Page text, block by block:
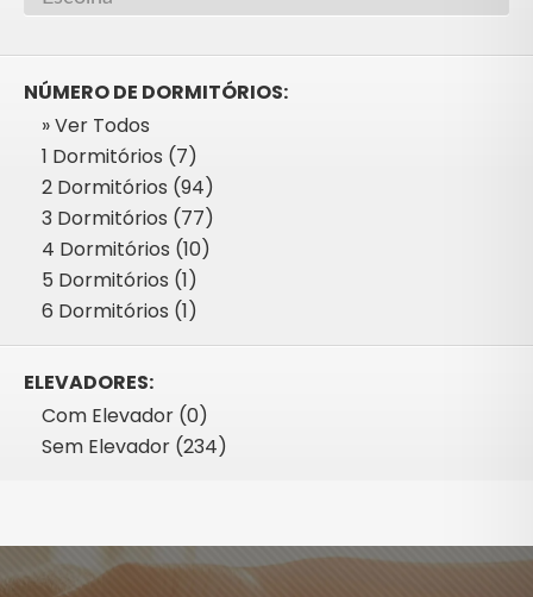
NÚMERO DE DORMITÓRIOS:
» Ver Todos
1 Dormitórios (7)
2 Dormitórios (94)
3 Dormitórios (77)
4 Dormitórios (10)
5 Dormitórios (1)
6 Dormitórios (1)
ELEVADORES:
Com Elevador (0)
Sem Elevador (234)